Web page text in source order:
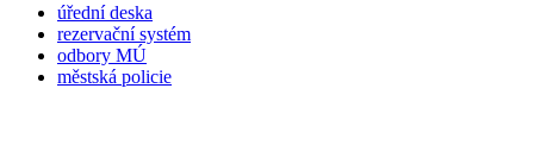
úřední deska
rezervační systém
odbory MÚ
městská policie